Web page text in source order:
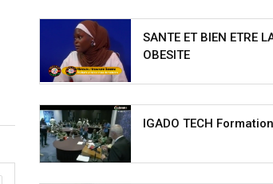
SANTE ET BIEN ETRE
OBESITE
IGADO TECH